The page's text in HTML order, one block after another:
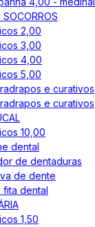
SOCORROS
2,00
3,00
4,00
5,00
e curativos
e curativos
10,00
dental
de dentaduras
de dente
fita dental
1,50